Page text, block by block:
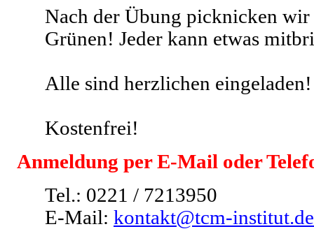
Nach der Übung picknicken wir
Grünen! Jeder kann etwas
Alle sind herzlichen
Kostenfrei!
Anmeldung per E-Mail oder
Tel.: 0221 / 7213950
E-Mail: kontakt@tcm-institut.de